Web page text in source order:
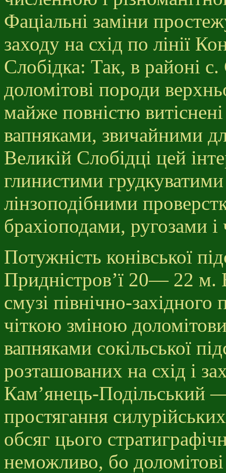
Фаціальні заміни
заходу на схід по лінії
Слобідка: Так, в районі
доломітові породи
майже повністю
вапняками, звичайними
Великій Слобідці цей
глинистими
лінзоподібними
брахіоподами, ругозами
Потужність конівської
Придністров’ї 20— 22 м.
смузі північно-
чіткою зміною
вапняками сокільської
розташованих на схід і
Кам’янець-Подільський
простягання
обсяг цього
неможливо, бо